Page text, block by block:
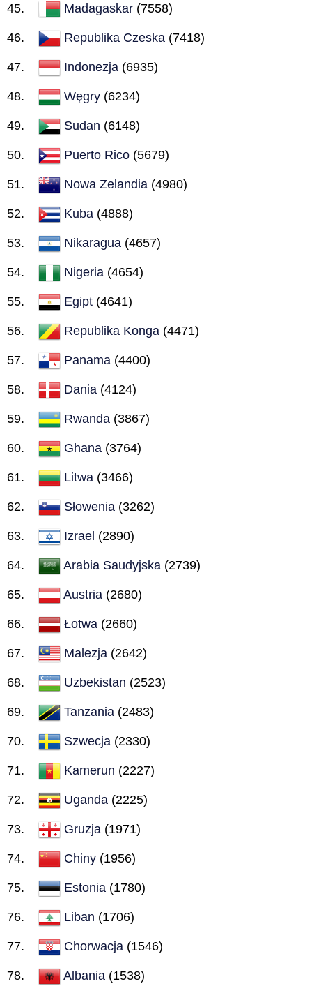
Madagaskar (7558)
Republika Czeska (7418)
Indonezja (6935)
Węgry (6234)
Sudan (6148)
Puerto Rico (5679)
Nowa Zelandia (4980)
Kuba (4888)
Nikaragua (4657)
Nigeria (4654)
Egipt (4641)
Republika Konga (4471)
Panama (4400)
Dania (4124)
Rwanda (3867)
Ghana (3764)
Litwa (3466)
Słowenia (3262)
Izrael (2890)
Arabia Saudyjska (2739)
Austria (2680)
Łotwa (2660)
Malezja (2642)
Uzbekistan (2523)
Tanzania (2483)
Szwecja (2330)
Kamerun (2227)
Uganda (2225)
Gruzja (1971)
Chiny (1956)
Estonia (1780)
Liban (1706)
Chorwacja (1546)
Albania (1538)